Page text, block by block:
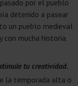
por el pueblo
detenido a pasear
un pueblo medieval
con mucha historia.
tu creatividad.
la temporada alta o